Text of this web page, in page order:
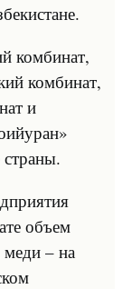
комбинат,
комбинат,
и
объем
меди – на